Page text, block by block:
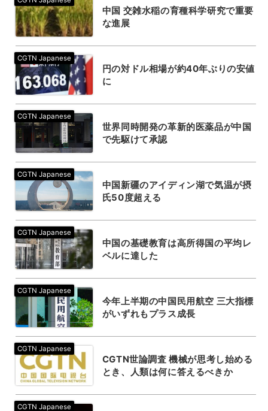
中国 交雑水稲の育種科学研究で重要
な進展
円の対ドル相場が約40年ぶりの安値
に
世界同時開発の革新的医薬品が中国
で先駆けて承認
中国新疆のアイディン湖で気温が摂
氏50度超える
中国の基礎教育は高所得国の平均レ
ベルに達した
今年上半期の中国民用航空 三大指標
がいずれもプラス成長
CGTN世論調査 機械が思考し始める
とき、人類は何に答えるべきか